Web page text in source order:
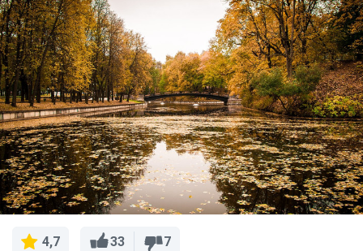
4,7 33 7